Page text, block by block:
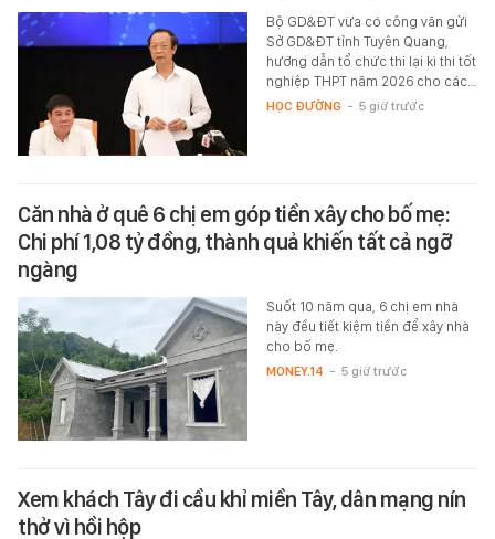
Bộ GD&ĐT vừa có công văn gửi
Sở GD&ĐT tỉnh Tuyên Quang,
hướng dẫn tổ chức thi lại kì thi tốt
nghiệp THPT năm 2026 cho các…
HỌC ĐƯỜNG - 5 giờ trước
Căn nhà ở quê 6 chị em góp tiền xây cho bố mẹ:
Chi phí 1,08 tỷ đồng, thành quả khiến tất cả ngỡ
ngàng
Suốt 10 năm qua, 6 chị em nhà
này đều tiết kiệm tiền để xây nhà
cho bố mẹ.
MONEY.14 - 5 giờ trước
Xem khách Tây đi cầu khỉ miền Tây, dân mạng nín
thở vì hồi hộp